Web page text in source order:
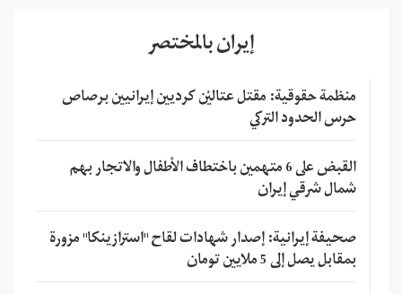
إيران بالمختصر
منظمة حقوقية: مقتل عتاليْن كرديين إيرانيين برصاص
حرس الحدود التركي
القبض على 6 متهمين باختطاف الأطفال والاتجار بهم
شمال شرقي إيران
صحيفة إيرانية: إصدار شهادات لقاح "استرازينكا" مزورة
بمقابل يصل إلى 5 ملايين تومان